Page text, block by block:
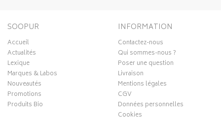
SOOPUR
Accueil
Actualités
Lexique
Marques & Labos
Nouveautés
Promotions
Produits Bio
INFORMATION
Contactez-nous
Qui sommes-nous ?
Poser une question
Livraison
Mentions légales
CGV
Données personnelles
Cookies